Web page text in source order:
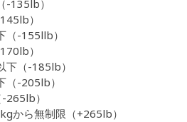
-135lb）
）
（-155llb）
）
下（-185lb）
（-205lb）
265lb）
から無制限（+265lb）